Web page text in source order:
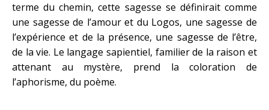
terme du chemin, cette sagesse se définirait comme
une sagesse de l’amour et du Logos, une sagesse de
l’expérience et de la présence, une sagesse de l’être,
de la vie. Le langage sapientiel, familier de la raison et
attenant au mystère, prend la coloration de
l’aphorisme, du poème.